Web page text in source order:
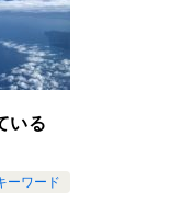
いる
ーワード